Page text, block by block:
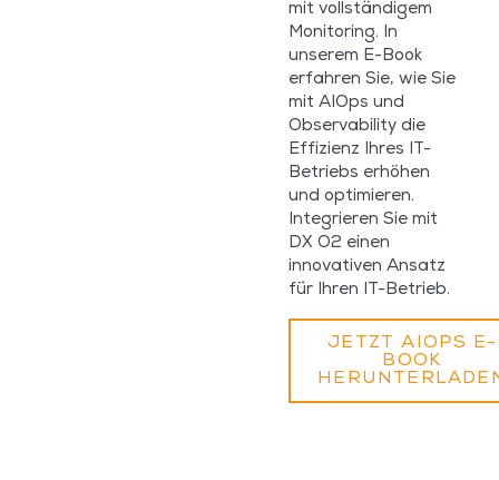
mit vollständigem
Monitoring. In
unserem E-Book
erfahren Sie, wie Sie
mit AIOps und
Observability die
Effizienz Ihres IT-
Betriebs erhöhen
und optimieren.
Integrieren Sie mit
DX O2 einen
innovativen Ansatz
für Ihren IT-Betrieb.
JETZT AIOPS E-
BOOK